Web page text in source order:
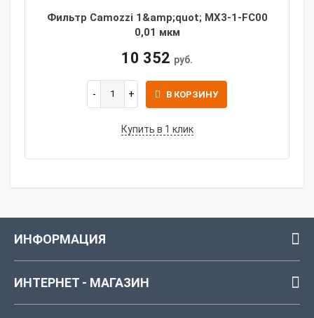
Фильтр Camozzi 1&amp;quot; MX3-1-FC00
0,01 мкм
10 352 руб.
В КОРЗИНУ
Купить в 1 клик
ИНФОРМАЦИЯ
ИНТЕРНЕТ - МАГАЗИН